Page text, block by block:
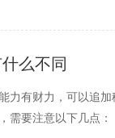
么不同
力有财力，可以追
需要注意以下几点：